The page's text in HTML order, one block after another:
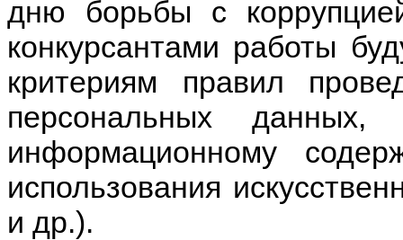
дню борьбы с
конкурсантами работы
критериям правил
персональных данных,
информационному
использования
и др.).